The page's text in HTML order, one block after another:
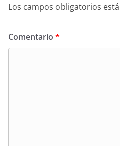
Los campos obligatorios
Comentario *